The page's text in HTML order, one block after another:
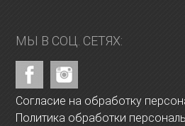
МЫ В СОЦ. СЕТЯХ:
Согласие на обработку
Политика обработки